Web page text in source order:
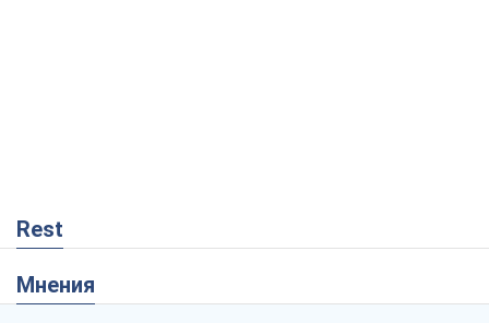
Rest
Мнения